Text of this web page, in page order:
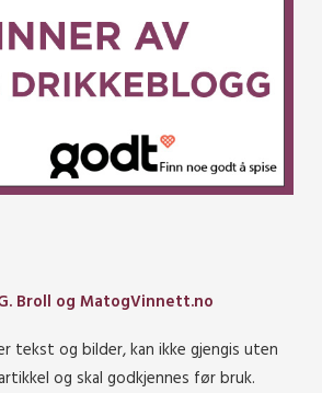
Broll og MatogVinnett.no
tekst og bilder, kan ikke gjengis uten
og skal godkjennes før bruk.